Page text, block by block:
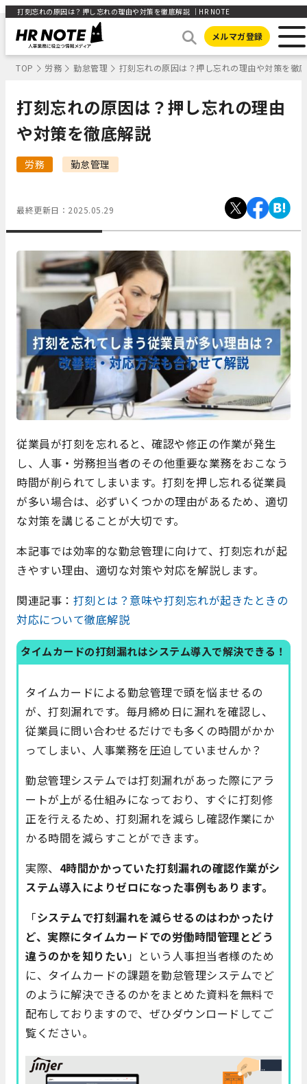
打刻忘れの原因は？押し忘れの理由や対策を徹底解説 ｜HR NOTE
メルマガ登録
TOP 労務 勤怠管理 打刻忘れの原因は？押し忘れの理由や対策を徹
打刻忘れの原因は？押し忘れの理由
や対策を徹底解説
労務 勤怠管理
最終更新日： 2025.05.29
従業員が打刻を忘れると、確認や修正の作業が発生
し、人事・労務担当者のその他重要な業務をおこなう
時間が削られてしまいます。打刻を押し忘れる従業員
が多い場合は、必ずいくつかの理由があるため、適切
な対策を講じることが大切です。
本記事では効率的な勤怠管理に向けて、打刻忘れが起
きやすい理由、適切な対策や対応を解説します。
関連記事： 打刻とは？意味や打刻忘れが起きたときの
対応について徹底解説
タイムカードの打刻漏れはシステム導入で解決できる！
タイムカードによる勤怠管理で頭を悩ませるの
が、打刻漏れです。毎月締め日に漏れを確認し、
従業員に問い合わせるだけでも多くの時間がかか
ってしまい、人事業務を圧迫していませんか？
勤怠管理システムでは打刻漏れがあった際にアラ
ートが上がる仕組みになっており、すぐに打刻修
正を行えるため、打刻漏れを減らし確認作業にか
かる時間を減らすことができます。
実際、 4時間かかっていた打刻漏れの確認作業がシ
ステム導入によりゼロになった事例もあります。
「システムで打刻漏れを減らせるのはわかったけ
ど、実際にタイムカードでの労働時間管理とどう
違うのかを知りたい 」という人事担当者様のため
に、タイムカードの課題を勤怠管理システムでど
のように解決できるのかをまとめた資料を無料で
配布しておりますので、ぜひダウンロードしてご
覧ください。